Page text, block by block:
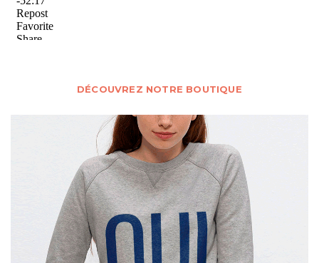
DÉCOUVREZ NOTRE BOUTIQUE